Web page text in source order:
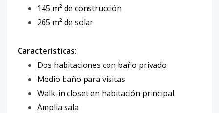
145 m² de construcción
265 m² de solar
Características:
Dos habitaciones con baño privado
Medio baño para visitas
Walk-in closet en habitación principal
Amplia sala